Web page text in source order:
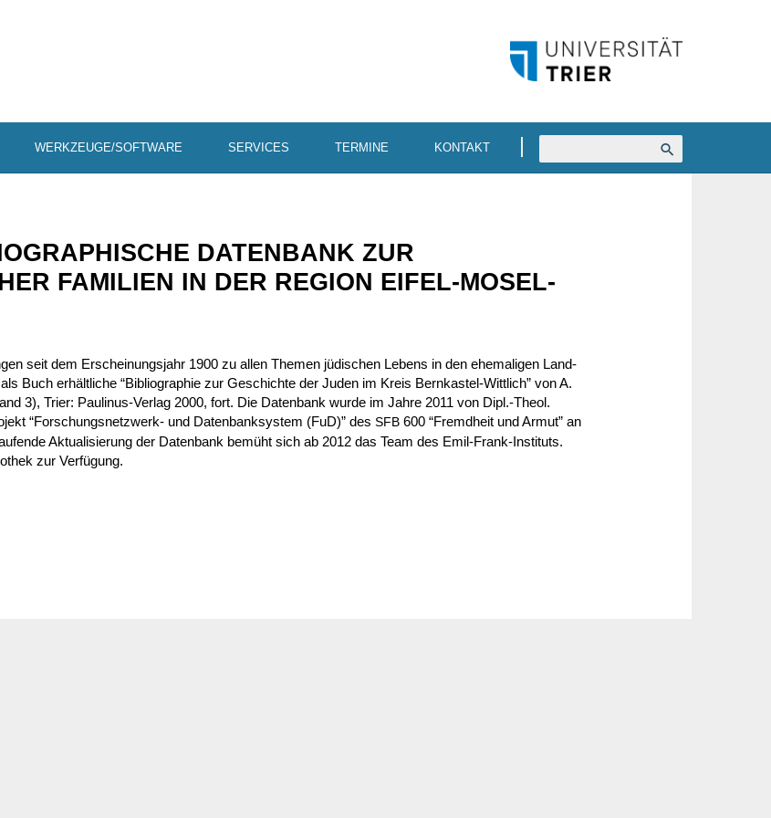
WERKZEUGE/SOFTWARE SERVICES TERMINE KONTAKT
DATEN­BANK ZUR
FAMI­LIEN IN DER REGION EIFEL-MOSEL-
seit dem Erschei­nungs­jahr 1900 zu allen Themen jüdi­schen Lebens in den ehema­ligen Land­
Buch erhält­liche “Biblio­gra­phie zur Geschichte der Juden im Kreis Bern­kastel-Witt­lich” von A.
3), Trier: Paulinus-Verlag 2000, fort. Die Daten­bank wurde im Jahre 2011 von Dipl.-Theol.
“Forschungs­netz­werk- und Daten­bank­system (FuD)” des SFB 600 “Fremd­heit und Armut” an
Aktua­li­sie­rung der Daten­bank bemüht sich ab 2012 das Team des Emil-Frank-Insti­tuts.
zur Verfügung.